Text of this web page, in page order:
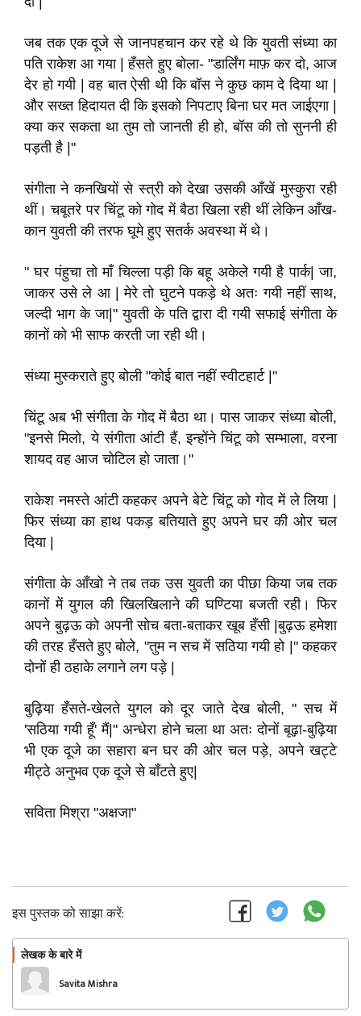
जब तक एक दूजे से जानपहचान कर रहे थे कि युवती संध्या का
पति राकेश आ गया | हँसते हुए बोला- "डार्लिंग माफ़ कर दो, आज
देर हो गयी | वह बात ऐसी थी कि बॉस ने कुछ काम दे दिया था |
और सख्त हिदायत दी कि इसको निपटाए बिना घर मत जाईएगा |
क्या कर सकता था तुम तो जानती ही हो, बॉस की तो सुननी ही
पड़ती है |"
संगीता ने कनखियों से स्त्री को देखा उसकी आँखें मुस्कुरा रही
थीं। चबूतरे पर चिंटू को गोद में बैठा खिला रही थीं लेकिन आँख-
कान युवती की तरफ घूमे हुए सतर्क अवस्था में थे।
" घर पंहुचा तो माँ चिल्ला पड़ी कि बहू अकेले गयी है पार्क| जा,
जाकर उसे ले आ | मेरे तो घुटने पकड़े थे अतः गयी नहीं साथ,
जल्दी भाग के जा|" युवती के पति द्वारा दी गयी सफाई संगीता के
कानों को भी साफ करती जा रही थी।
संध्या मुस्कराते हुए बोली "कोई बात नहीं स्वीटहार्ट |"
चिंटू अब भी संगीता के गोद में बैठा था। पास जाकर संध्या बोली,
"इनसे मिलो, ये संगीता आंटी हैं, इन्होंने चिंटू को सम्भाला, वरना
शायद वह आज चोटिल हो जाता।"
राकेश नमस्ते आंटी कहकर अपने बेटे चिंटू को गोद में ले लिया |
फिर संध्या का हाथ पकड़ बतियाते हुए अपने घर की ओर चल
दिया |
संगीता के आँखो ने तब तक उस युवती का पीछा किया जब तक
कानों में युगल की खिलखिलाने की घण्टिया बजती रही। फिर
अपने बुढ़ऊ को अपनी सोच बता-बताकर खूब हँसी |बुढ़ऊ हमेशा
की तरह हँसते हुए बोले, "तुम न सच में सठिया गयी हो |" कहकर
दोनों ही ठहाके लगाने लग पड़े |
बुढ़िया हँसते-खेलते युगल को दूर जाते देख बोली, " सच में
'सठिया गयी हूँ' मैं|" अन्धेरा होने चला था अतः दोनों बूढ़ा-बुढ़िया
भी एक दूजे का सहारा बन घर की ओर चल पड़े, अपने खट्टे
मीट्ठे अनुभव एक दूजे से बाँटते हुए|
सविता मिश्रा "अक्षजा"
इस पुस्तक को साझा करें:
लेखक के बारे में
Savita Mishra